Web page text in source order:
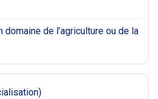
de l’agriculture ou de la